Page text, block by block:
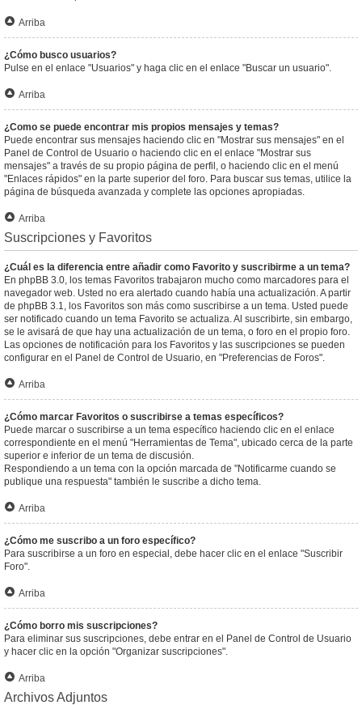
Arriba
¿Cómo busco usuarios?
Pulse en el enlace "Usuarios" y haga clic en el enlace "Buscar un usuario".
Arriba
¿Como se puede encontrar mis propios mensajes y temas?
Puede encontrar sus mensajes haciendo clic en "Mostrar sus mensajes" en el
Panel de Control de Usuario o haciendo clic en el enlace "Mostrar sus
mensajes" a través de su propio página de perfil, o haciendo clic en el menú
"Enlaces rápidos" en la parte superior del foro. Para buscar sus temas, utilice la
página de búsqueda avanzada y complete las opciones apropiadas.
Arriba
Suscripciones y Favoritos
¿Cuál es la diferencia entre añadir como Favorito y suscribirme a un tema?
En phpBB 3.0, los temas Favoritos trabajaron mucho como marcadores para el
navegador web. Usted no era alertado cuando había una actualización. A partir
de phpBB 3.1, los Favoritos son más como suscribirse a un tema. Usted puede
ser notificado cuando un tema Favorito se actualiza. Al suscribirte, sin embargo,
se le avisará de que hay una actualización de un tema, o foro en el propio foro.
Las opciones de notificación para los Favoritos y las suscripciones se pueden
configurar en el Panel de Control de Usuario, en "Preferencias de Foros".
Arriba
¿Cómo marcar Favoritos o suscribirse a temas específicos?
Puede marcar o suscribirse a un tema específico haciendo clic en el enlace
correspondiente en el menú "Herramientas de Tema", ubicado cerca de la parte
superior e inferior de un tema de discusión.
Respondiendo a un tema con la opción marcada de "Notificarme cuando se
publique una respuesta" también le suscribe a dicho tema.
Arriba
¿Cómo me suscribo a un foro específico?
Para suscribirse a un foro en especial, debe hacer clic en el enlace "Suscribir
Foro".
Arriba
¿Cómo borro mis suscripciones?
Para eliminar sus suscripciones, debe entrar en el Panel de Control de Usuario
y hacer clic en la opción "Organizar suscripciones".
Arriba
Archivos Adjuntos